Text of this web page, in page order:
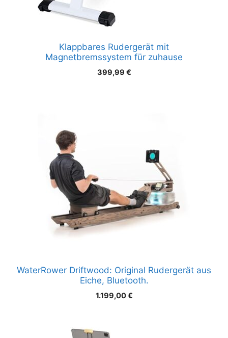
Klappbares Rudergerät mit
Magnetbremssystem für zuhause
399,99 €
WaterRower Driftwood: Original Rudergerät aus
Eiche, Bluetooth.
1.199,00€